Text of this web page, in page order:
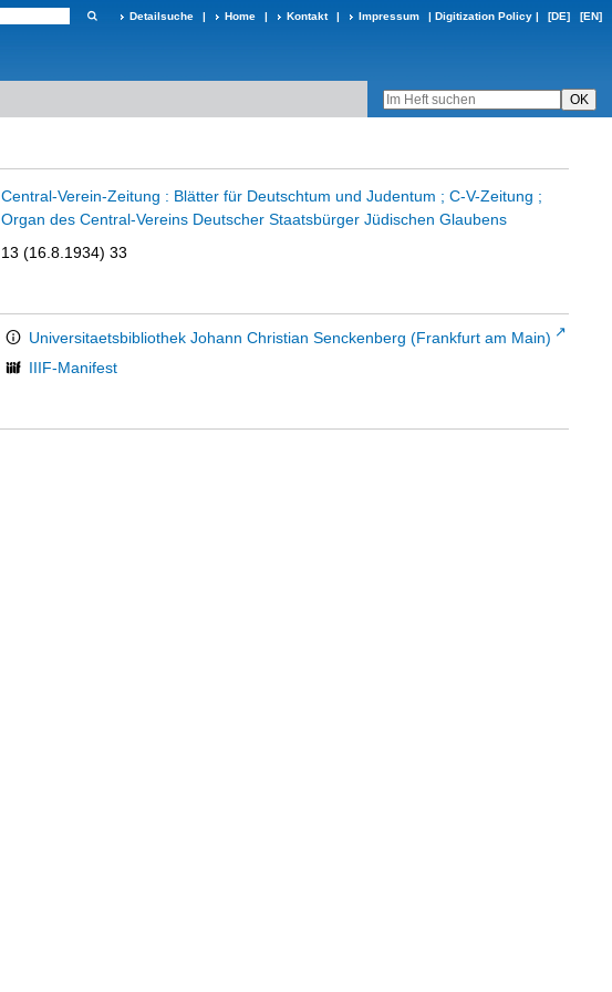
Detailsuche | Home | Kontakt | Impressum | Digitization Policy | [DE] [EN]
Central-Verein-Zeitung : Blätter für Deutschtum und Judentum ; C-V-Zeitung ;
Organ des Central-Vereins Deutscher Staatsbürger Jüdischen Glaubens
13 (16.8.1934) 33
Universitaetsbibliothek Johann Christian Senckenberg (Frankfurt am Main)
IIIF-Manifest